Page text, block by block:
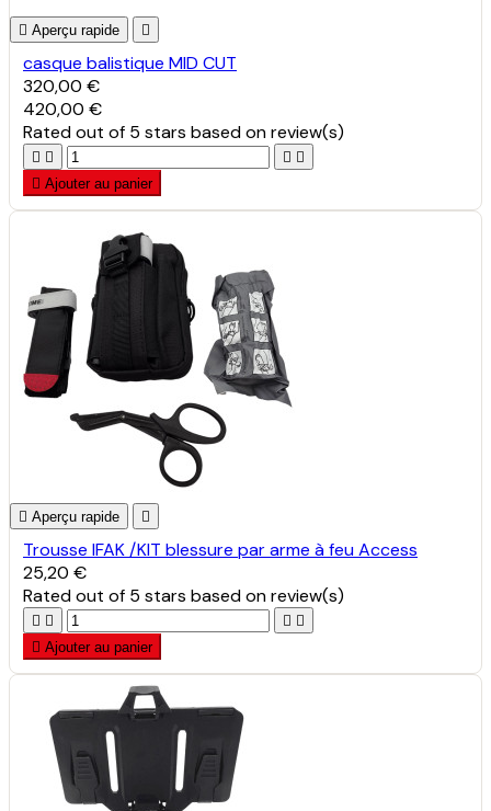
 Aperçu rapide 
casque balistique MID CUT
320,00 €
420,00 €
Ratedout of 5 stars based onreview(s)
   
 Ajouter au panier
 Aperçu rapide 
Trousse IFAK /KIT blessure par arme à feu Access
25,20 €
Ratedout of 5 stars based onreview(s)
   
 Ajouter au panier